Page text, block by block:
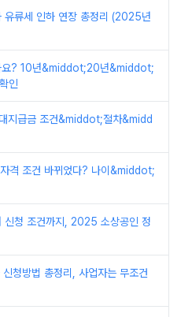
유류세 인하 연장 총정리 (2025년
요? 10년&middot;20년&middot;
인
지급금 조건&middot;절차&midd
격 조건 바뀌었다? 나이&middot;
신청 조건까지, 2025 소상공인 정
청방법 총정리, 사업자는 무조건